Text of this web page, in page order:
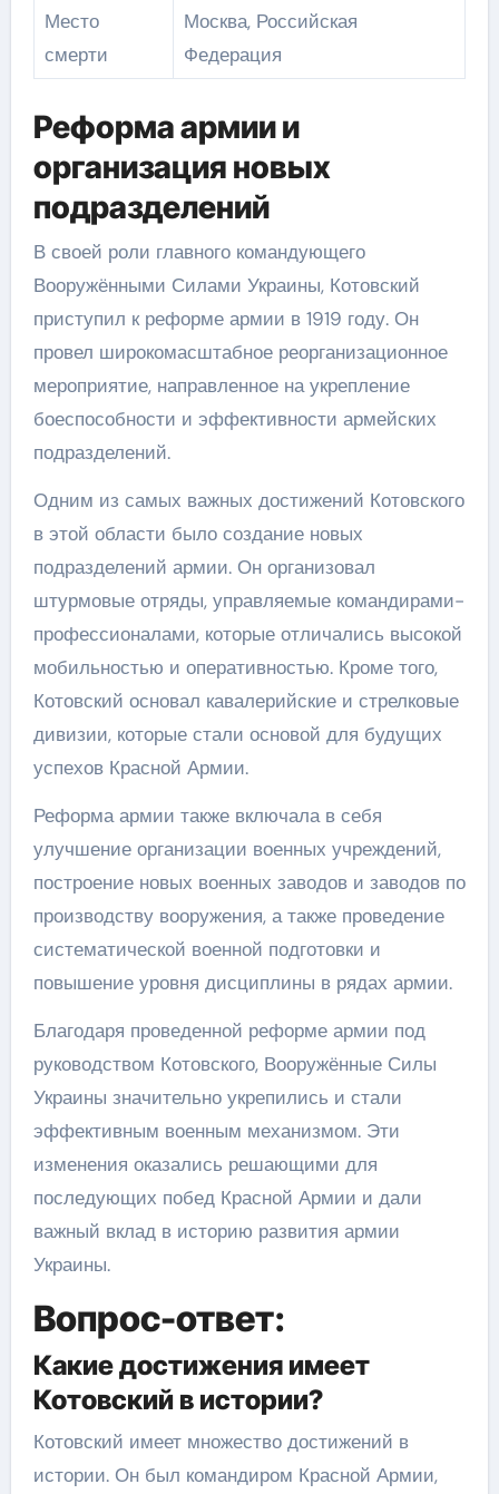
Место
смерти
Москва, Российская
Федерация
Реформа армии и
организация новых
подразделений
В своей роли главного командующего
Вооружёнными Силами Украины, Котовский
приступил к реформе армии в 1919 году. Он
провел широкомасштабное реорганизационное
мероприятие, направленное на укрепление
боеспособности и эффективности армейских
подразделений.
Одним из самых важных достижений Котовского
в этой области было создание новых
подразделений армии. Он организовал
штурмовые отряды, управляемые командирами-
профессионалами, которые отличались высокой
мобильностью и оперативностью. Кроме того,
Котовский основал кавалерийские и стрелковые
дивизии, которые стали основой для будущих
успехов Красной Армии.
Реформа армии также включала в себя
улучшение организации военных учреждений,
построение новых военных заводов и заводов по
производству вооружения, а также проведение
систематической военной подготовки и
повышение уровня дисциплины в рядах армии.
Благодаря проведенной реформе армии под
руководством Котовского, Вооружённые Силы
Украины значительно укрепились и стали
эффективным военным механизмом. Эти
изменения оказались решающими для
последующих побед Красной Армии и дали
важный вклад в историю развития армии
Украины.
Вопрос-ответ:
Какие достижения имеет
Котовский в истории?
Котовский имеет множество достижений в
истории. Он был командиром Красной Армии,